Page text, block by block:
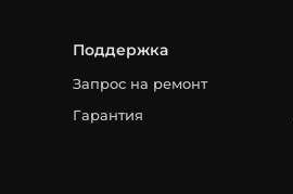
Поддержка
Запрос на ремонт
Гарантия